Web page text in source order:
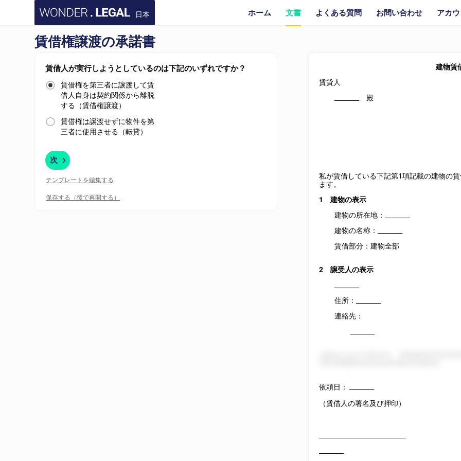
日本 ホーム 文書 よくある質問 お問い合わせ アカウ
賃借権譲渡の承諾書
賃借人が実行しようとしているのは下記のいずれですか？
賃借権を第三者に譲渡して賃
借人自身は契約関係から離脱
する（賃借権譲渡）
賃借権は譲渡せずに物件を第
三者に使用させる（転貸）
次
テンプレートを編集する
建物賃
賃貸人
殿
私が賃借している下記第1項記載の建物の
ます。
1 建物の表示
建物の所在地：
建物の名称：
賃借部分：建物全部
2 譲受人の表示
住所：
連絡先：
依頼日：
（賃借人の署名及び押印）